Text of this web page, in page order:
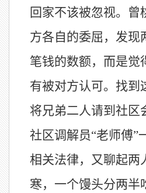
回家不该被忽视。曾
方各自的委屈，发现
笔钱的数额，而是觉
有被对方认可。找到
将兄弟二人请到社区
社区调解员“老师傅”
相关法律，又聊起两
寒，一个馒头分两半